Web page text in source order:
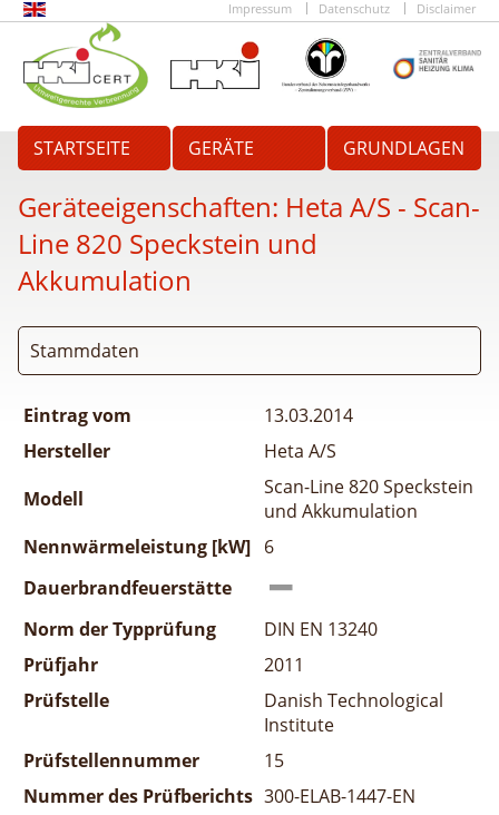
Impressum Datenschutz Disclaimer
STARTSEITE GERÄTE GRUNDLAGEN
Geräteeigenschaften: Heta A/S - Scan-
Line 820 Speckstein und
Akkumulation
Stammdaten
Eintrag vom
13.03.2014
Hersteller
Heta A/S
Modell
Scan-Line 820 Speckstein
und Akkumulation
Nennwärmeleistung [kW] 6
Dauerbrandfeuerstätte
Norm der Typprüfung
DIN EN 13240
Prüfjahr
2011
Prüfstelle
Danish Technological
Institute
Prüfstellennummer
15
Nummer des Prüfberichts 300-ELAB-1447-EN